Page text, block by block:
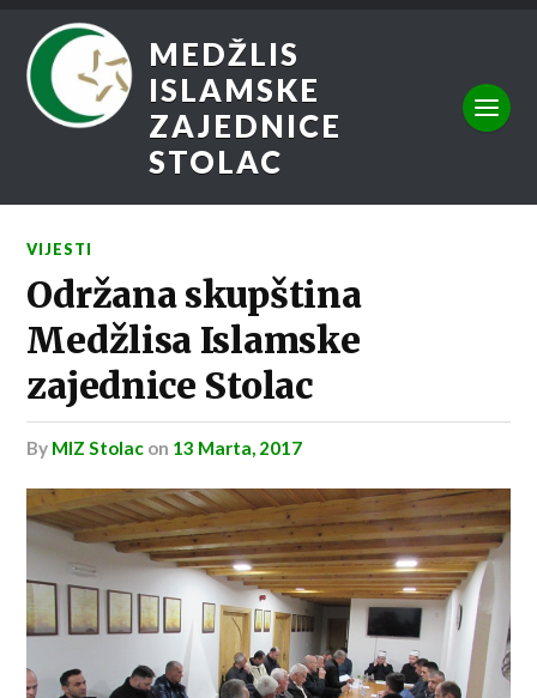
MEDŽLIS
ISLAMSKE
ZAJEDNICE
STOLAC
VIJESTI
Održana skupština
Medžlisa Islamske
zajednice Stolac
by MIZ Stolac on 13 Marta, 2017